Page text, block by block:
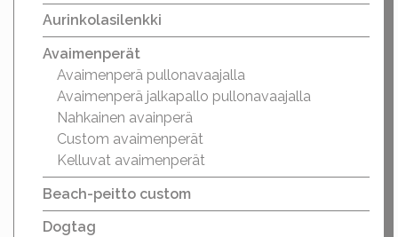
Aurinkolasilenkki
Avaimenperät
Avaimenperä pullonavaajalla
Avaimenperä jalkapallo pullonavaajalla
Nahkainen avainperä
Custom avaimenperät
Kelluvat avaimenperät
Beach-peitto custom
Dogtag